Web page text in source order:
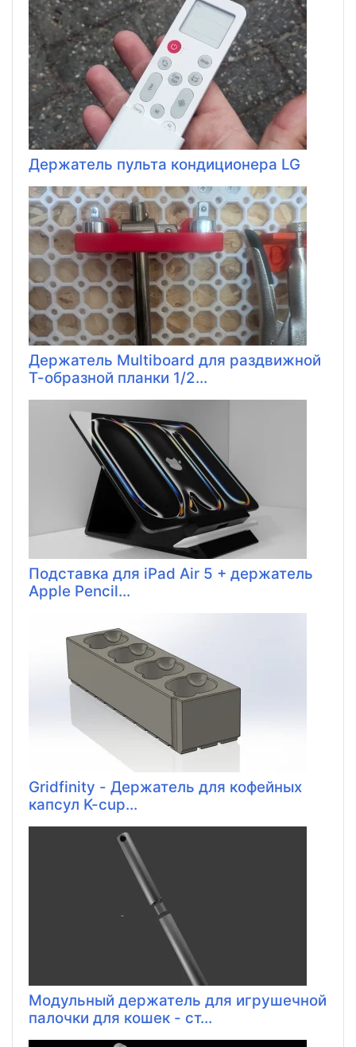
Держатель пульта кондиционера LG
Держатель Multiboard для раздвижной
Т-образной планки 1/2...
Подставка для iPad Air 5 + держатель
Apple Pencil...
Gridfinity - Держатель для кофейных
капсул K-cup...
Модульный держатель для игрушечной
палочки для кошек - ст...